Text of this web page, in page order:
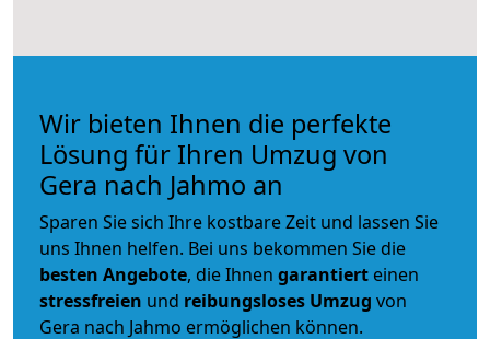
Wir bieten Ihnen die perfekte
Lösung für Ihren Umzug von
Gera nach Jahmo an
Sparen Sie sich Ihre kostbare Zeit und lassen Sie
uns Ihnen helfen. Bei uns bekommen Sie die
besten Angebote, die Ihnen garantiert einen
stressfreien und reibungsloses Umzug von
Gera nach Jahmo ermöglichen können.